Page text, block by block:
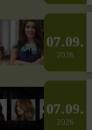
07.09.
2026
07.09.
2026